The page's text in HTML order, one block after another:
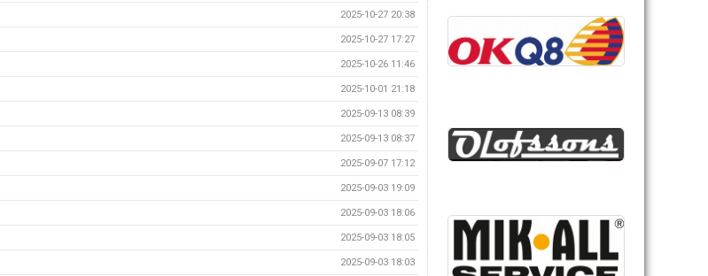
2025-10-27 20:38
2025-10-27 17:27
2025-10-26 11:46
2025-10-01 21:18
2025-09-13 08:39
2025-09-13 08:37
2025-09-07 17:12
2025-09-03 19:09
2025-09-03 18:06
2025-09-03 18:05
2025-09-03 18:03